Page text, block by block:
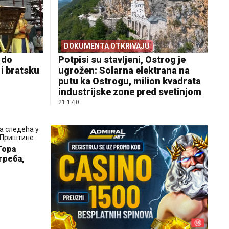
bratsku
DOKUMENTA OTKRIVAJU
Potpisi su stavljeni, Ostrog je
ugrožen: Solarna elektrana na
putu ka Ostrogu, milion kvadrata
industrijske zone pred svetinjom
21:17 0